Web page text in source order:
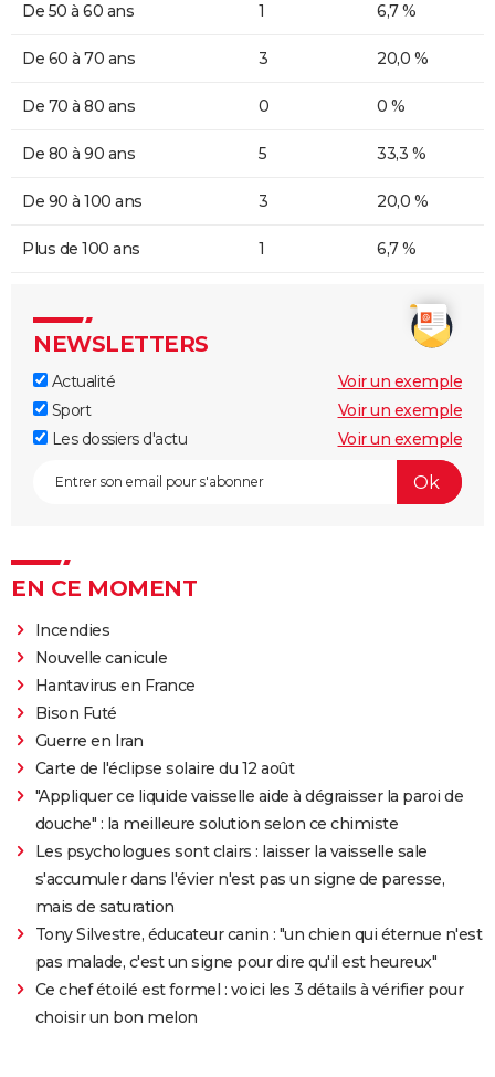
De 50 à 60 ans 1 6,7 %
De 60 à 70 ans 3 20,0 %
De 70 à 80 ans 0 0 %
De 80 à 90 ans 5 33,3 %
De 90 à 100 ans 3 20,0 %
Plus de 100 ans 1 6,7 %
NEWSLETTERS
Actualité
Voir un exemple
Sport
Voir un exemple
Les dossiers d'actu
Voir un exemple
EN CE MOMENT
Incendies
Nouvelle canicule
Hantavirus en France
Bison Futé
Guerre en Iran
Carte de l'éclipse solaire du 12 août
"Appliquer ce liquide vaisselle aide à dégraisser la paroi de
douche" : la meilleure solution selon ce chimiste
Les psychologues sont clairs : laisser la vaisselle sale
s'accumuler dans l'évier n'est pas un signe de paresse,
mais de saturation
Tony Silvestre, éducateur canin : "un chien qui éternue n'est
pas malade, c'est un signe pour dire qu'il est heureux"
Ce chef étoilé est formel : voici les 3 détails à vérifier pour
choisir un bon melon